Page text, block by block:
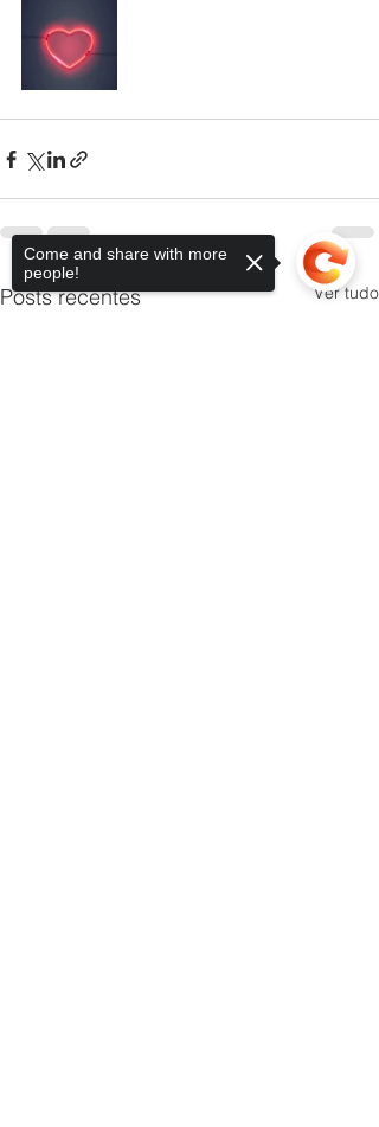
Posts recentes Ver tudo
Come and share with more
people!